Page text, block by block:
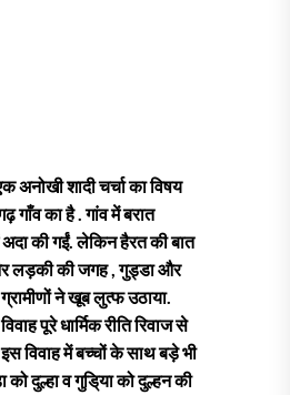
शादी चर्चा का विषय
गाँव का है . गांव में बरात
की गईं. लेकिन हैरत की बात
लड़की की जगह , गुड्डा और
ने खूब लुत्फ उठाया.
पूरे धार्मिक रीति रिवाज से
विवाह में बच्चों के साथ बड़े भी
दुल्हा व गुडि्या को दुल्हन की